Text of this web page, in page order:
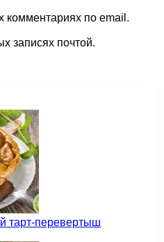
комментариях по email.
записях почтой.
тарт-перевертыш